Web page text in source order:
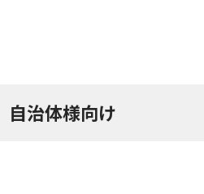
自治体様向け